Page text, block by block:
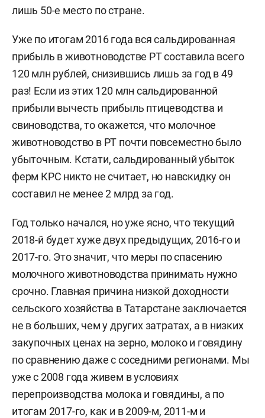
лишь 50-е место по стране.
Уже по итогам 2016 года вся сальдированная
прибыль в животноводстве РТ составила всего
120 млн рублей, снизившись лишь за год в 49
раз! Если из этих 120 млн сальдированной
прибыли вычесть прибыль птицеводства и
свиноводства, то окажется, что молочное
животноводство в РТ почти повсеместно было
убыточным. Кстати, сальдированный убыток
ферм КРС никто не считает, но навскидку он
составил не менее 2 млрд за год.
Год только начался, но уже ясно, что текущий
2018-й будет хуже двух предыдущих, 2016-го и
2017-го. Это значит, что меры по спасению
молочного животноводства принимать нужно
срочно. Главная причина низкой доходности
сельского хозяйства в Татарстане заключается
не в больших, чем у других затратах, а в низких
закупочных ценах на зерно, молоко и говядину
по сравнению даже с соседними регионами. Мы
уже с 2008 года живем в условиях
перепроизводства молока и говядины, а по
итогам 2017-го, как и в 2009-м, 2011-м и